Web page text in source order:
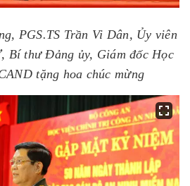
PGS.TS Trần Vi Dân, Ủy viên
Bí thư Đảng ủy, Giám đốc Học
tặng hoa chúc mừng